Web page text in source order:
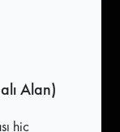
Alan)
hiç